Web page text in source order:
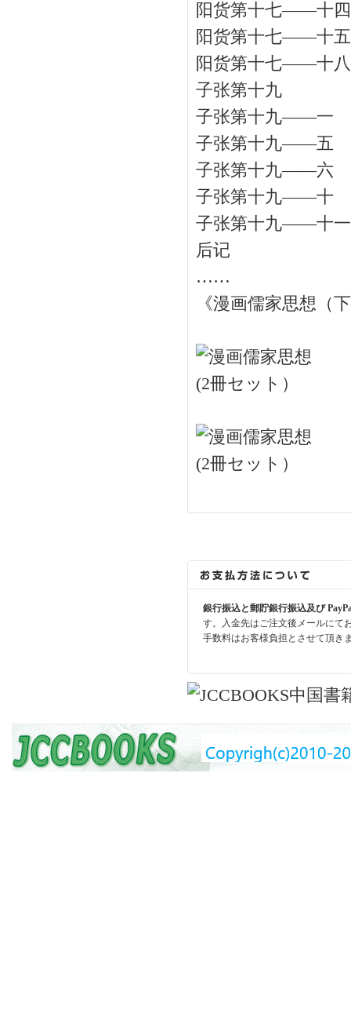
阳货第十七——十四
阳货第十七——十五
阳货第十七——十八
子张第十九
子张第十九——一
子张第十九——五
子张第十九——六
子张第十九——十
子张第十九——十一
后记
……
《漫画儒家思想（
銀行振込と郵貯銀行振込及び
す。入金先はご注文後メールにて
手数料はお客様負担とさせて頂き